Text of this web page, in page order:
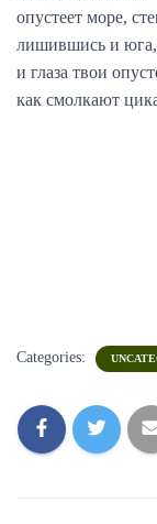
опустеет море,
лишившись и юга,
и глаза твои
как смолкают
Categories: